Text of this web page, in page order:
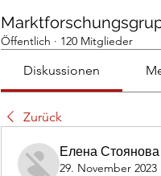
Öffentlich · 120 Mitglieder
Diskussionen
Zurück
Елена Стоянова
29. November 2023